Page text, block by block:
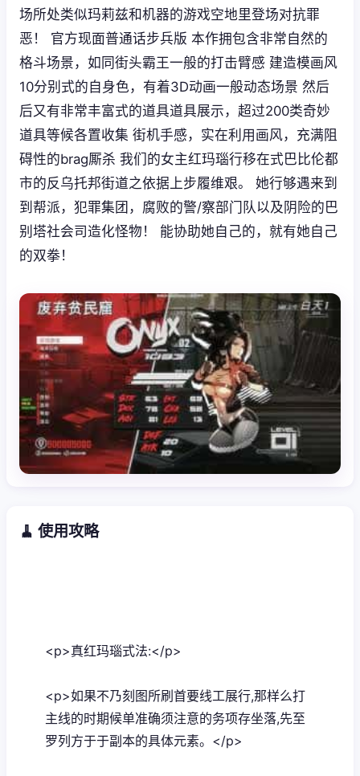
场所处类似玛莉兹和机器的游戏空地里登场对抗罪
恶！ 官方现面普通话步兵版 本作拥包含非常自然的
格斗场景，如同街头霸王一般的打击臂感 建造模画风
10分别式的自身色，有着3D动画一般动态场景 然后
后又有非常丰富式的道具道具展示，超过200类奇妙
道具等候各置收集 街机手感，实在利用画风，充满阻
碍性的brag厮杀 我们的女主红玛瑙行移在式巴比伦都
市的反乌托邦街道之依据上步履维艰。 她行够遇来到
到帮派，犯罪集团，腐败的警/察部门队以及阴险的巴
别塔社会司造化怪物！ 能协助她自己的，就有她自己
的双拳！
🧹 使用攻略
<p>真红玛瑙式法:</p>
<p>如果不乃刻图所刷首要线工展行,那样么打
主线的时期候单准确须注意的务项存坐落,先至
罗列方于于副本的具体元素。</p>